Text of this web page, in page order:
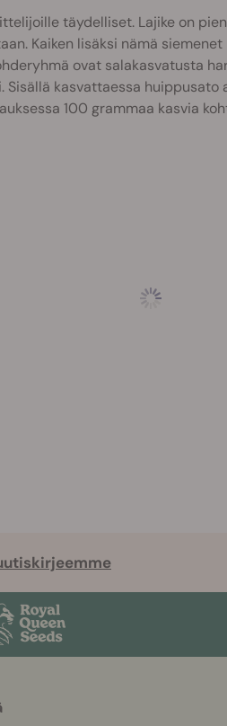
täydelliset. Lajike on
Kaiken lisäksi nämä
ovat salakasvatusta
Sisällä kasvattaessa
100 grammaa kasvia